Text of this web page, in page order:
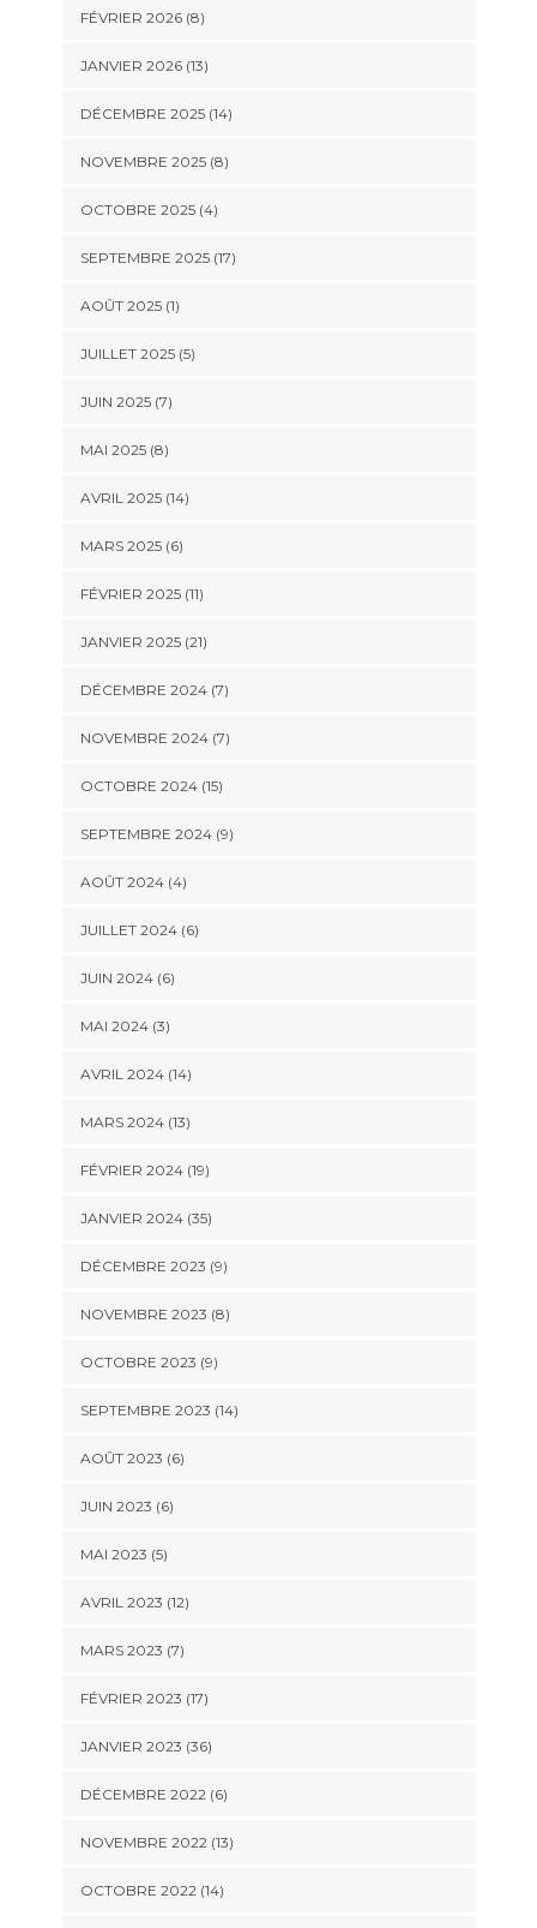
FÉVRIER 2026 (8)
JANVIER 2026 (13)
DÉCEMBRE 2025 (14)
NOVEMBRE 2025 (8)
OCTOBRE 2025 (4)
SEPTEMBRE 2025 (17)
AOÛT 2025 (1)
JUILLET 2025 (5)
JUIN 2025 (7)
MAI 2025 (8)
AVRIL 2025 (14)
MARS 2025 (6)
FÉVRIER 2025 (11)
JANVIER 2025 (21)
DÉCEMBRE 2024 (7)
NOVEMBRE 2024 (7)
OCTOBRE 2024 (15)
SEPTEMBRE 2024 (9)
AOÛT 2024 (4)
JUILLET 2024 (6)
JUIN 2024 (6)
MAI 2024 (3)
AVRIL 2024 (14)
MARS 2024 (13)
FÉVRIER 2024 (19)
JANVIER 2024 (35)
DÉCEMBRE 2023 (9)
NOVEMBRE 2023 (8)
OCTOBRE 2023 (9)
SEPTEMBRE 2023 (14)
AOÛT 2023 (6)
JUIN 2023 (6)
MAI 2023 (5)
AVRIL 2023 (12)
MARS 2023 (7)
FÉVRIER 2023 (17)
JANVIER 2023 (36)
DÉCEMBRE 2022 (6)
NOVEMBRE 2022 (13)
OCTOBRE 2022 (14)